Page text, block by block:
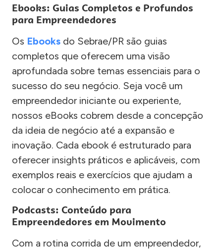
Ebooks: Guias Completos e Profundos
para Empreendedores
Os Ebooks do Sebrae/PR são guias
completos que oferecem uma visão
aprofundada sobre temas essenciais para o
sucesso do seu negócio. Seja você um
empreendedor iniciante ou experiente,
nossos eBooks cobrem desde a concepção
da ideia de negócio até a expansão e
inovação. Cada ebook é estruturado para
oferecer insights práticos e aplicáveis, com
exemplos reais e exercícios que ajudam a
colocar o conhecimento em prática.
Podcasts: Conteúdo para
Empreendedores em Movimento
Com a rotina corrida de um empreendedor,